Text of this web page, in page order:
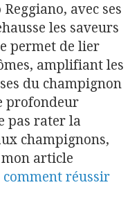
avec ses
les saveurs
permet de lier
amplifiant les
du champignon
profondeur
pas rater la
champignons,
mon article
comment réussir